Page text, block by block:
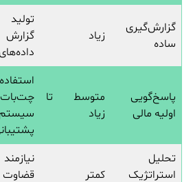
گزارش‌گیری
ساده
زیاد
تولید
پاسخ‌گویی
اولیه مالی
متوسط تا
زیاد
تحلیل
استراتژیک
کمتر
نیازمند